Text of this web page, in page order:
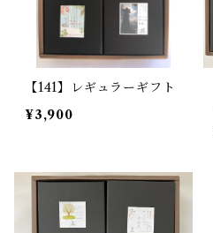
【141】レギュラーギフト
¥3,900